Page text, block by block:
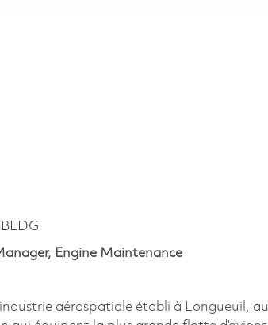
Engine Maintenance
aérospatiale établi à Longueuil, au